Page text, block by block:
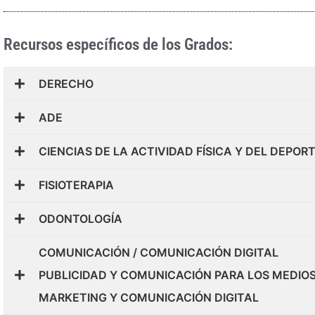
Recursos específicos de los Grados:
DERECHO
ADE
CIENCIAS DE LA ACTIVIDAD FÍSICA Y DEL
FISIOTERAPIA
ODONTOLOGÍA
COMUNICACIÓN / COMUNICACIÓN DIGITAL
PUBLICIDAD Y COMUNICACIÓN PARA LOS
MARKETING Y COMUNICACIÓN DIGITAL